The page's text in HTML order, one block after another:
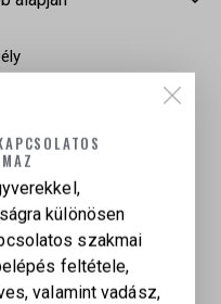
KARABÉLY
különösen
szakmai
feltétele,
valamint vadász,